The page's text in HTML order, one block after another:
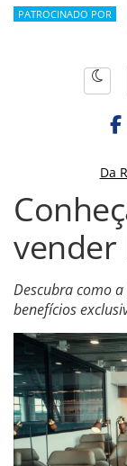
PATROCINADO POR
Da
vender
Descubra como
benefícios